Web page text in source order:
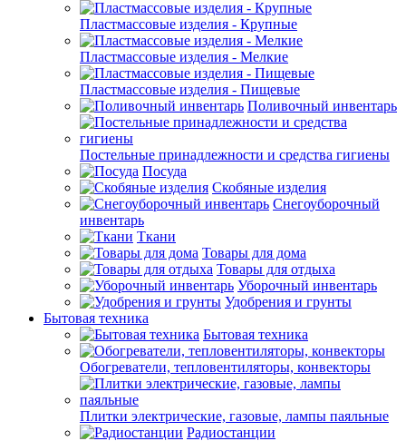
Пластмассовые изделия - Крупные
Пластмассовые изделия - Мелкие
Пластмассовые изделия - Пищевые
Поливочный инвентарь
Постельные принадлежности и средства гигиены
Посуда
Скобяные изделия
Снегоуборочный
инвентарь
Ткани
Товары для дома
Товары для отдыха
Уборочный инвентарь
Удобрения и грунты
Бытовая техника
Бытовая техника
Обогреватели, тепловентиляторы, конвекторы
Плитки электрические, газовые, лампы паяльные
Радиостанции